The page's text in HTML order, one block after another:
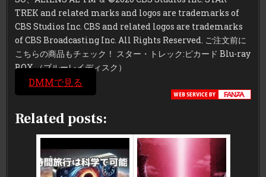
TREK and related marks and logos are trademarks of
CBS Studios Inc. CBS and related logos are trademarks
of CBS Broadcasting Inc. All Rights Reserved. ご注文前に
こちらの商品もチェック！ スター・トレック:ピカード Blu-ray
BOX （ブルーレイディスク）
DMMで見る
Related posts: